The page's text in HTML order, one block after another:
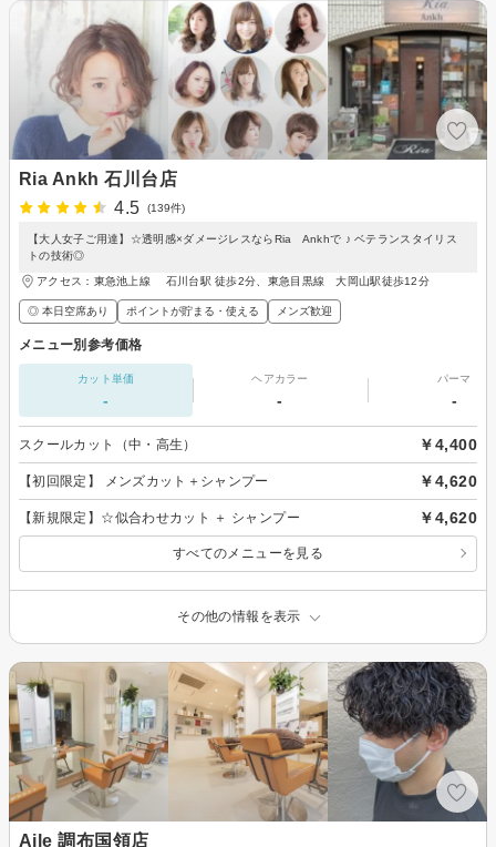
Ria Ankh 石川台店
4.5
(139件)
【大人女子ご用達】☆透明感×ダメージレスならRia Ankhで ♪ ベテランスタイリス
トの技術◎
アクセス：東急池上線 石川台駅 徒歩2分、東急目黒線 大岡山駅徒歩12分
◎ 本日空席あり ポイントが貯まる・使える メンズ歓迎
メニュー別参考価格
カット単価
-
ヘアカラー
-
パーマ
-
スクールカット（中・高生） ￥4,400
【初回限定】 メンズカット＋シャンプー ￥4,620
【新規限定】☆似合わせカット ＋ シャンプー ￥4,620
すべてのメニューを見る
その他の情報を表示
Aile 調布国領店